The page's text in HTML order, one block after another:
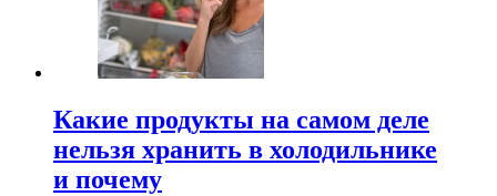
Какие продукты на самом деле
нельзя хранить в холодильнике
и почему